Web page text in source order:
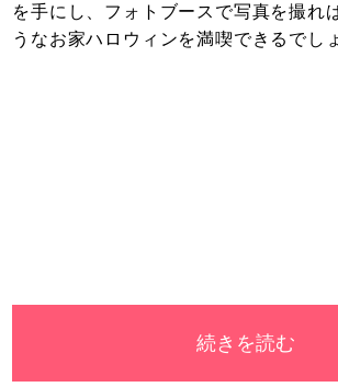
を手にし、フォトブースで写真を撮れ
うなお家ハロウィンを満喫できるでし
続きを読む